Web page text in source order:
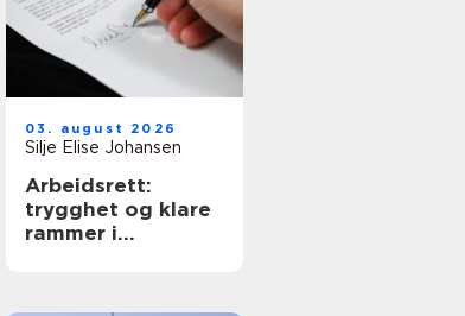
03. august 2026
Silje Elise Johansen
Arbeidsrett:
trygghet og klare
rammer i